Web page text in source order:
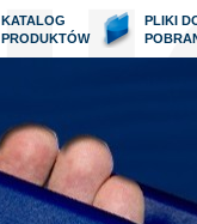
KATALOG
PRODUKTÓW
PLIKI